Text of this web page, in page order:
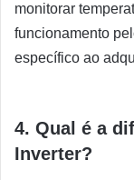
monitorar
funcionamento
específico ao
4. Qual é a
Inverter?